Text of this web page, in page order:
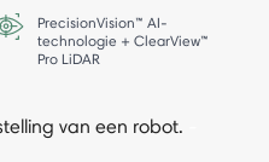
PrecisionVision™ AI-
technologie + ClearView™
Pro LiDAR
van een robot.